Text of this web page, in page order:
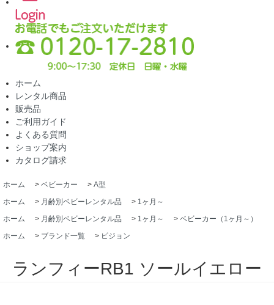
ホーム
レンタル商品
販売品
ご利用ガイド
よくある質問
ショップ案内
カタログ請求
ホーム > ベビーカー > A型
ホーム
> 月齢別ベビーレンタル品 > 1ヶ月～
ホーム
> 月齢別ベビーレンタル品 > 1ヶ月～ > ベビーカー（1ヶ月～）
ホーム
> ブランド一覧 > ピジョン
ランフィーRB1 ソールイエロー